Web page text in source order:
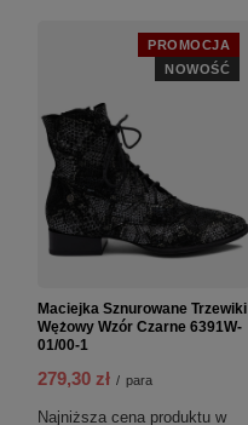
PROMOCJA
NOWOŚĆ
Maciejka Sznurowane Trzewiki
Wężowy Wzór Czarne 6391W-
01/00-1
279,30 zł / para
Najniższa cena produktu w